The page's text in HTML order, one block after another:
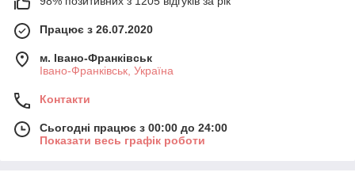
Працює з 26.07.2020
м. Івано-Франківськ
Івано-Франківськ, Україна
Контакти
Сьогодні працює з 00:00 до 24:00
Показати весь графік роботи